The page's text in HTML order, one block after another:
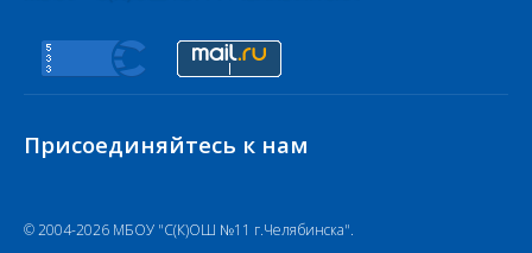
Присоединяйтесь к нам
© 2004-2026 МБОУ "С(К)ОШ №11 г.Челябинска".